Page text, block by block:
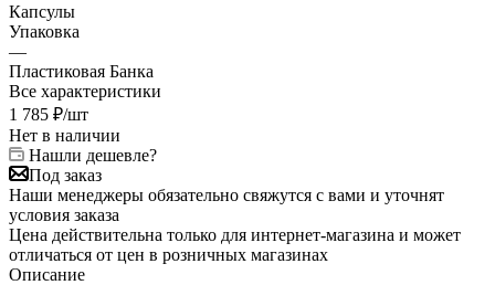
Капсулы
Упаковка
—
Пластиковая Банка
Все характеристики
1 785 ₽/шт
Нет в наличии
Нашли дешевле?
Под заказ
Наши менеджеры обязательно свяжутся с вами и уточнят
условия заказа
Цена действительна только для интернет-магазина и может
отличаться от цен в розничных магазинах
Описание